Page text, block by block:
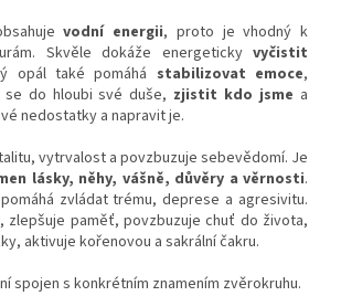
vodní energii, proto je vhodný k
Skvěle dokáže energeticky vyčistit
opál také pomáhá stabilizovat emoce,
se do hloubi své duše, zjistit kdo jsme a
nedostatky a napravit je.
vytrvalost a povzbuzuje sebevědomí. Je
lásky, něhy, vášně, důvěry a věrnosti.
zvládat trému, deprese a agresivitu.
zlepšuje paměť, povzbuzuje chuť do života,
aktivuje kořenovou a sakrální čakru.
spojen s konkrétním znamením zvěrokruhu.